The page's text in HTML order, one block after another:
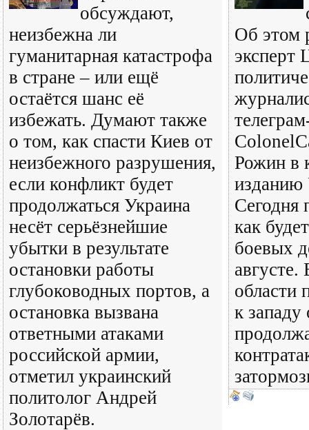
обсуждают,
неизбежна ли
гуманитарная катастрофа
в стране – или ещё
остаётся шанс её
избежать. Думают также
о том, как спасти Киев от
неизбежного разрушения,
если конфликт будет
продолжаться Украина
несёт серьёзнейшие
убытки в результате
остановки работы
глубоководных портов, а
остановка вызвана
ответными атаками
российской армии,
отметил украинский
политолог Андрей
Золотарёв.
Об этом
эксперт
Рожин в
изданию
Сегодня
как
боевых
области
к